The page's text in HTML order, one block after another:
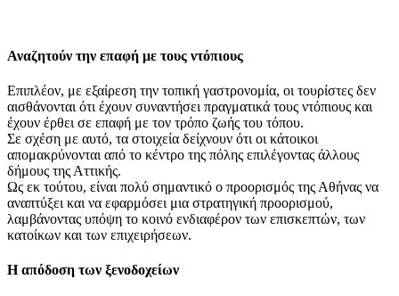
Αναζητούν την επαφή με τους ντόπιους
Επιπλέον, με εξαίρεση την τοπική γαστρονομία, οι τουρίστες δεν
αισθάνονται ότι έχουν συναντήσει πραγματικά τους ντόπιους και
έχουν έρθει σε επαφή με τον τρόπο ζωής του τόπου.
Σε σχέση με αυτό, τα στοιχεία δείχνουν ότι οι κάτοικοι
απομακρύνονται από το κέντρο της πόλης επιλέγοντας άλλους
δήμους της Αττικής.
Ως εκ τούτου, είναι πολύ σημαντικό ο προορισμός της Αθήνας να
αναπτύξει και να εφαρμόσει μια στρατηγική προορισμού,
λαμβάνοντας υπόψη το κοινό ενδιαφέρον των επισκεπτών, των
κατοίκων και των επιχειρήσεων.
Η απόδοση των ξενοδοχείων